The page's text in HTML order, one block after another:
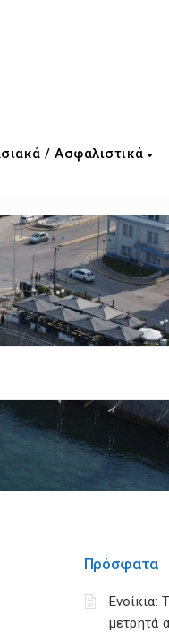
/ Ασφαλιστικά
Πρόσφατα
Ενοίκια:
μετρητά